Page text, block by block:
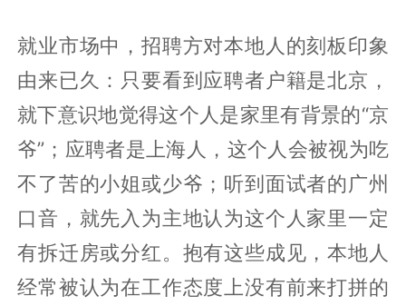
就业市场中，招聘方对本地人的刻板印象
由来已久：只要看到应聘者户籍是北京，
就下意识地觉得这个人是家里有背景的“京
爷”；应聘者是上海人，这个人会被视为吃
不了苦的小姐或少爷；听到面试者的广州
口音，就先入为主地认为这个人家里一定
有拆迁房或分红。抱有这些成见，本地人
经常被认为在工作态度上没有前来打拼的